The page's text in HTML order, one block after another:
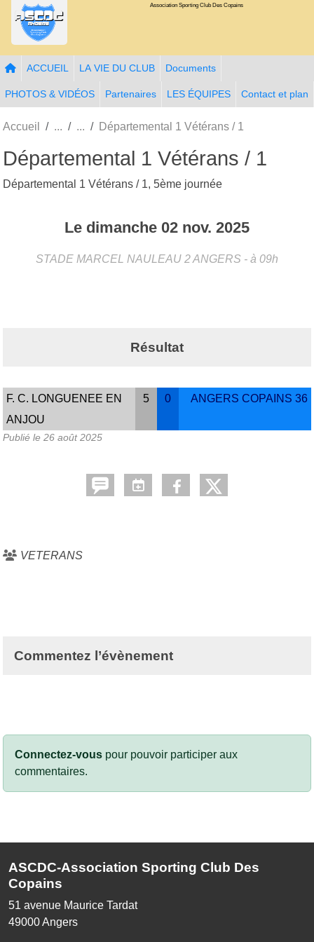
Association Sporting Club Des Copains
ACCUEIL LA VIE DU CLUB Documents
PHOTOS & VIDÉOS Partenaires LES ÉQUIPES Contact et plan
Accueil Départemental 1 Vétérans / 1
Départemental 1 Vétérans / 1
Départemental 1 Vétérans / 1, 5ème journée
Le dimanche 02 nov. 2025
STADE MARCEL NAULEAU 2ANGERS - à 09h
Résultat
F. C. LONGUENEE EN
ANJOU
5 0 ANGERS COPAINS 36
Publié le 26 août 2025
VETERANS
Commentez l’évènement
Connectez-vous pour pouvoir participer aux
commentaires.
ASCDC-Association Sporting Club Des
Copains
51 avenue Maurice Tardat
49000Angers
Panneau de gestion des cookies